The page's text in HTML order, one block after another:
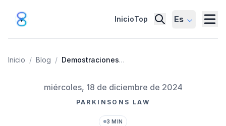
InicioTop Es
Inicio / Blog / Demostraciones
Publicado el
miércoles, 18 de diciembre de 2024
PARKINSONS LAW
3 MIN